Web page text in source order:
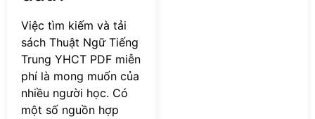
Việc tìm kiếm và tải
sách Thuật Ngữ Tiếng
Trung YHCT PDF miễn
phí là mong muốn của
nhiều người học. Có
một số nguồn hợp